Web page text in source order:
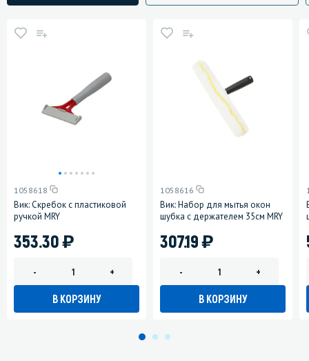
1058618
Вик: Скребок с пластиковой
ручкой MRY
353.30)
- +
В КОРЗИНУ
1058616
Вик: Набор для мытья окон
шубка с держателем 35см MRY
307.19)
- +
В КОРЗИНУ